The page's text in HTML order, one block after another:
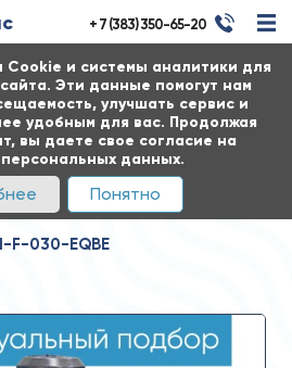
и системы аналитики для
Эти данные помогут нам
улучшать сервис и
удобным для вас. Продолжая
вы даете свое согласие на
данных.
Понятно
+ 7 (383) 350-65-20
F-030-EQBE